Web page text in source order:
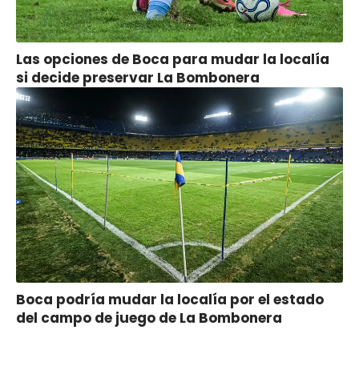
Las opciones de Boca para mudar la localía
si decide preservar La Bombonera
Boca podría mudar la localía por el estado
del campo de juego de La Bombonera